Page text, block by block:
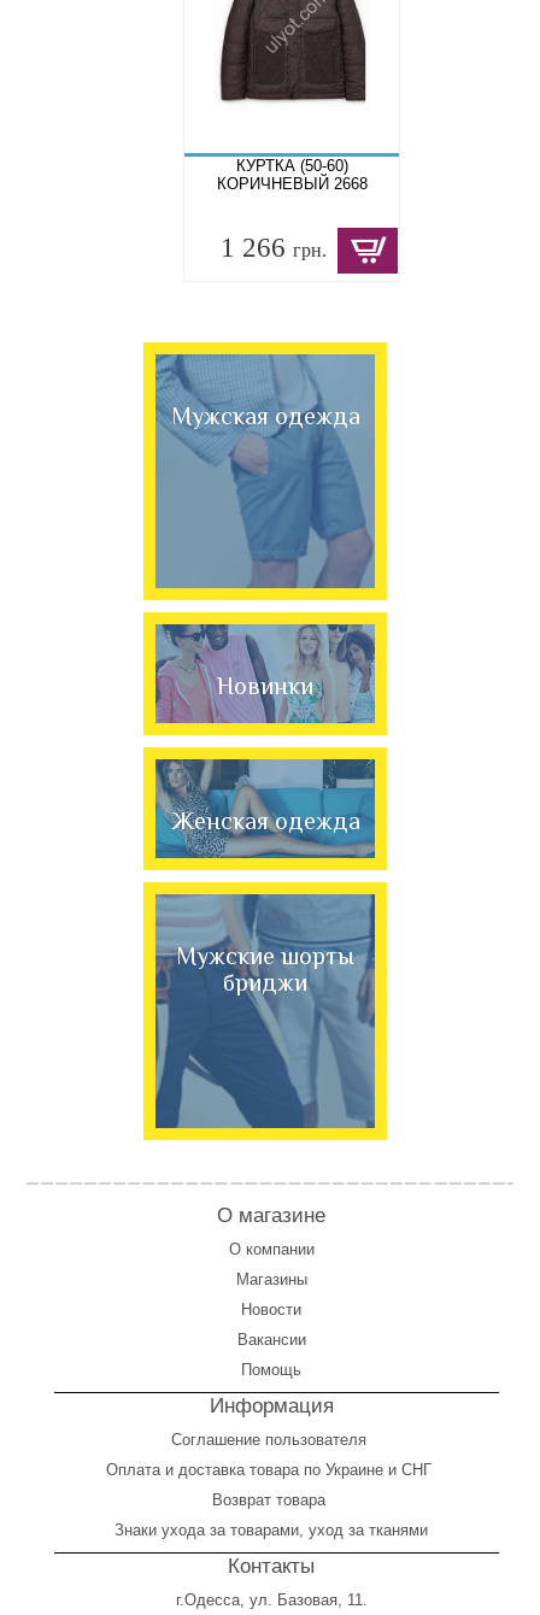
КУРТКА (50-60)
КОРИЧНЕВЫЙ 2668
1 266грн.
Мужская одежда
Новинки
Женская одежда
Мужские шорты
бриджи
О магазине
О компании
Магазины
Новости
Вакансии
Помощь
Информация
Соглашение пользователя
Оплата и доставка товара по Украине и СНГ
Возврат товара
Знаки ухода за товарами, уход за тканями
Контакты
г.Одесса, ул. Базовая, 11.